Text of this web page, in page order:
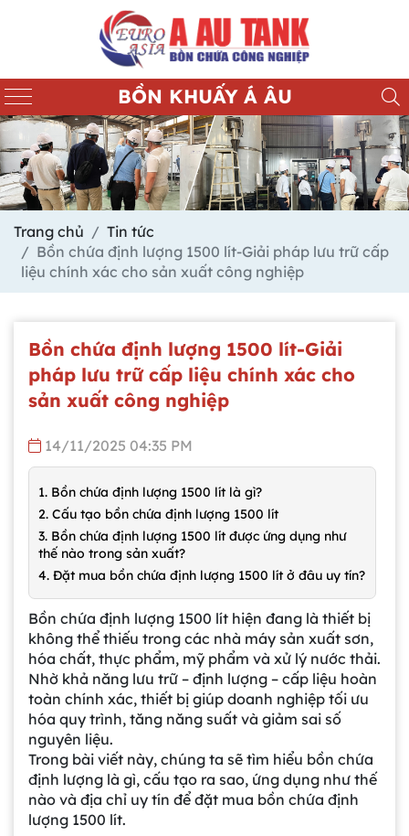
BỒN KHUẤY Á ÂU
Trang chủ
Tin tức
Bồn chứa định lượng 1500 lít-Giải pháp lưu trữ cấp
liệu chính xác cho sản xuất công nghiệp
Bồn chứa định lượng 1500 lít-Giải
pháp lưu trữ cấp liệu chính xác cho
sản xuất công nghiệp
14/11/2025 04:35 PM
1. Bồn chứa định lượng 1500 lít là gì?
2. Cấu tạo bồn chứa định lượng 1500 lít
3. Bồn chứa định lượng 1500 lít được ứng dụng như
thế nào trong sản xuất?
4. Đặt mua bồn chứa định lượng 1500 lít ở đâu uy tín?
Bồn chứa định lượng 1500 lít hiện đang là thiết bị
không thể thiếu trong các nhà máy sản xuất sơn,
hóa chất, thực phẩm, mỹ phẩm và xử lý nước thải.
Nhờ khả năng lưu trữ – định lượng – cấp liệu hoàn
toàn chính xác, thiết bị giúp doanh nghiệp tối ưu
hóa quy trình, tăng năng suất và giảm sai số
nguyên liệu.
Trong bài viết này, chúng ta sẽ tìm hiểu bồn chứa
định lượng là gì, cấu tạo ra sao, ứng dụng như thế
nào và địa chỉ uy tín để đặt mua bồn chứa định
lượng 1500 lít.